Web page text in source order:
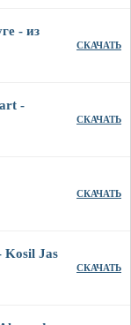
- из
СКАЧАТЬ
-
СКАЧАТЬ
СКАЧАТЬ
Kosil Jas
СКАЧАТЬ